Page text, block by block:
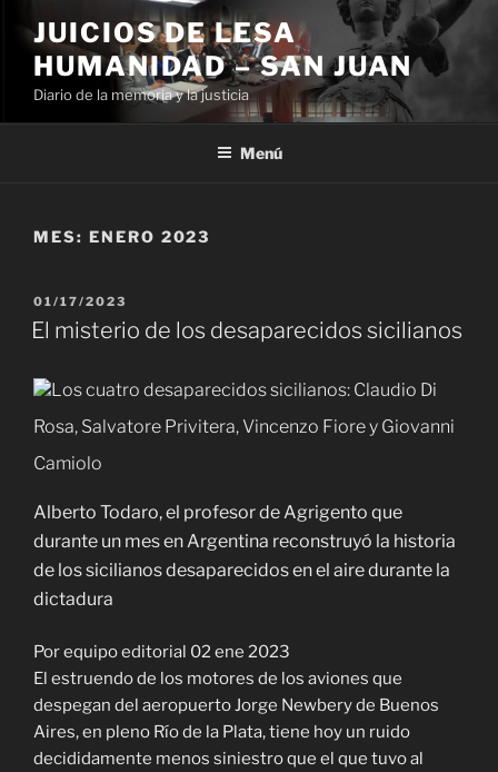
contenido
JUICIOS DE LESA
HUMANIDAD – SAN JUAN
Diario de la memoria y la justicia
Menú
MES: ENERO 2023
PUBLICADO
EL
01/17/2023
El misterio de los desaparecidos sicilianos
Los cuatro desaparecidos sicilianos: Claudio Di
Rosa, Salvatore Privitera, Vincenzo Fiore y Giovanni
Camiolo
Alberto Todaro, el profesor de Agrigento que
durante un mes en Argentina reconstruyó la historia
de los sicilianos desaparecidos en el aire durante la
dictadura
Porequipo editorial 02 ene 2023
El estruendo de los motores de los aviones que
despegan del aeropuerto Jorge Newbery de Buenos
Aires, en pleno Río de la Plata, tiene hoy un ruido
decididamente menos siniestro que el que tuvo al